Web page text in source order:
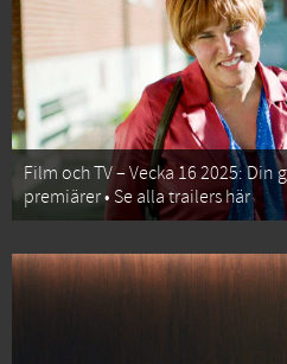
Film och TV – Vecka 16 2025: Din
premiärer • Se alla trailers här